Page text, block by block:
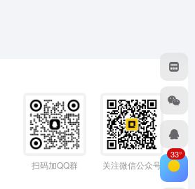
扫码加QQ群 关注微信公众号
33°